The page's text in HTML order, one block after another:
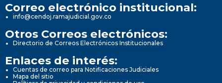
Correo electrónico institucional:
info@cendoj.ramajudicial.gov.co
Otros Correos electrónicos:
Directorio de Correos Electrónicos Institucionales
Enlaces de interés:
Cuentas de correo para Notificaciones Judiciales
Mapa del sitio